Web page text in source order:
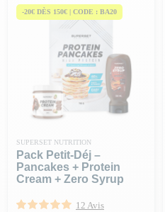
-20€ DÈS 150€ | CODE : BA20
SUPERSET NUTRITION
Pack Petit-Déj –
Pancakes + Protein
Cream + Zero Syrup
12 Avis